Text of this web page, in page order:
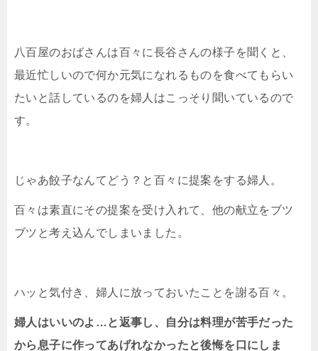
八百屋のおばさんは百々に長谷さんの様子を聞くと、
最近忙しいので何か元気になれるものを食べてもらい
たいと話しているのを婦人はこっそり聞いているので
す。
じゃあ餃子なんてどう？と百々に提案をする婦人。
百々は素直にその提案を受け入れて、他の献立をブツ
ブツと考え込んでしまいました。
ハッと気付き、婦人に放っておいたことを謝る百々。
婦人はいいのよ…と返事し、自分は料理が苦手だった
から息子に作ってあげれなかったと後悔を口にしま